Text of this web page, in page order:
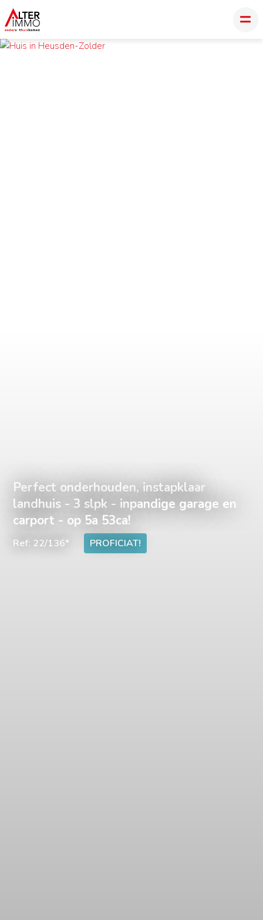
Perfect onderhouden, instapklaar
landhuis - 3 slpk - inpandige garage en
carport - op 5a 53ca!
Ref: 22/136* PROFICIAT!